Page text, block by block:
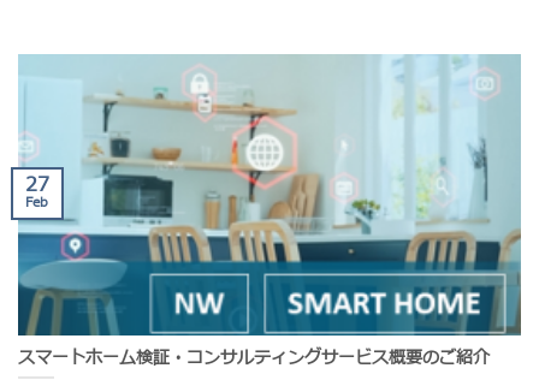
スマートホーム検証・コンサルティングサービス概要のご紹介
27
Feb